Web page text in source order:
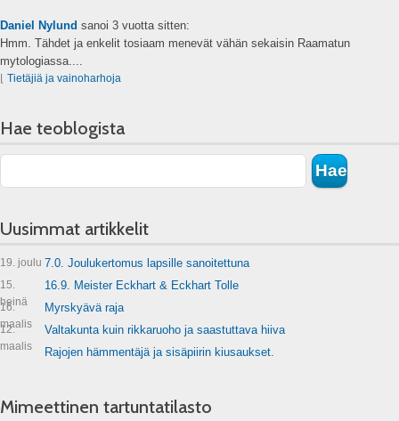
Daniel Nylund sanoi 3 vuotta sitten:
Hmm. Tähdet ja enkelit tosiaam menevät vähän sekaisin Raamatun
mytologiassa....
Tietäjiä ja vainoharhoja
Hae teoblogista
Uusimmat artikkelit
19. joulu 7.0. Joulukertomus lapsille sanoitettuna
15.
heinä
16.9. Meister Eckhart & Eckhart Tolle
16.
maalis
Myrskyävä raja
12.
maalis
Valtakunta kuin rikkaruoho ja saastuttava hiiva
Rajojen hämmentäjä ja sisäpiirin kiusaukset.
Mimeettinen tartuntatilasto